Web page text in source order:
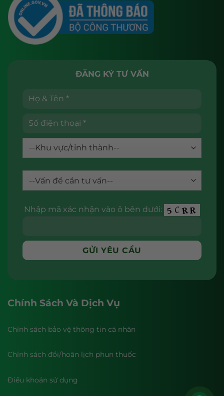
ĐĂNG KÝ TƯ VẤN
Nhập mã xác nhận vào ô bên dưới:
Chính Sách Và Dịch Vụ
Chính sách bảo vệ thông tin cá nhân
Chính sách đổi/hoãn lịch phun thuốc
Điều khoản sử dụng